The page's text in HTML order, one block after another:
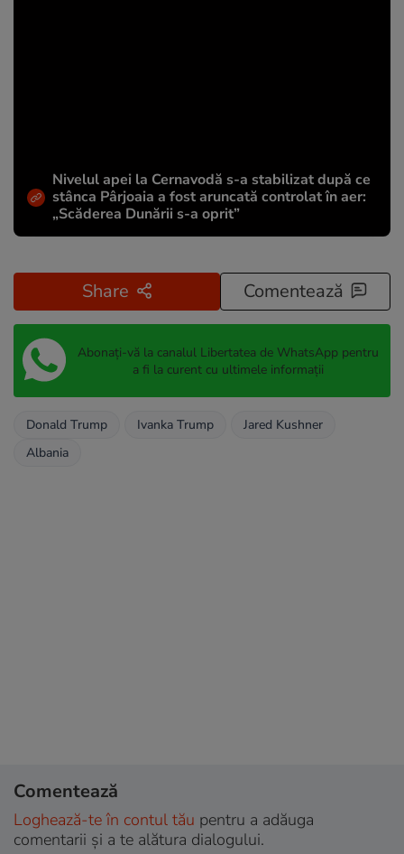
Nivelul apei la Cernavodă s-a stabilizat după ce
stânca Pârjoaia a fost aruncată controlat în aer:
„Scăderea Dunării s-a oprit”
Share Comentează
Abonați-vă la canalul Libertatea de WhatsApp pentru
a fi la curent cu ultimele informații
Donald Trump Ivanka Trump
Jared Kushner
Albania
Comentează
Loghează-te în contul tău pentru a adăuga
comentarii și a te alătura dialogului.